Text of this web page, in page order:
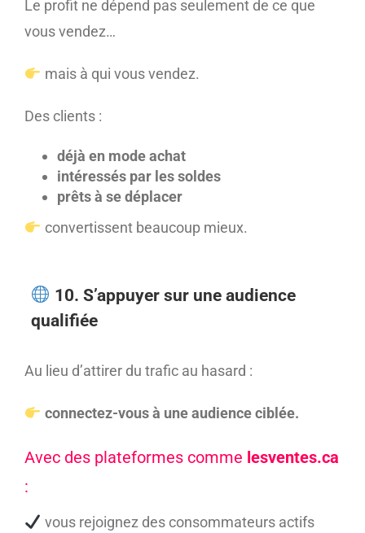
Le profit ne dépend pas seulement de ce que
vous vendez…
mais à qui vous vendez.
Des clients :
déjà en mode achat
intéressés par les soldes
prêts à se déplacer
convertissent beaucoup mieux.
10. S’appuyer sur une audience
qualifiée
Au lieu d’attirer du trafic au hasard :
connectez-vous à une audience ciblée.
Avec des plateformes comme lesventes.ca
:
vous rejoignez des consommateurs actifs